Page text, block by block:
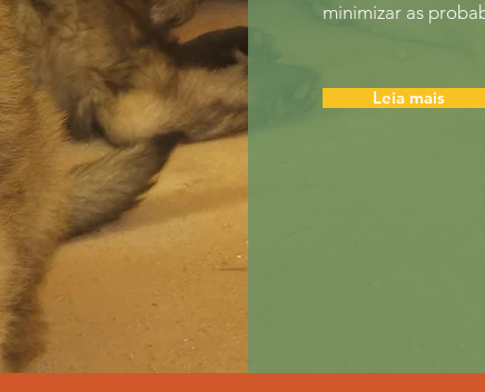
minimizar as
Leia mais